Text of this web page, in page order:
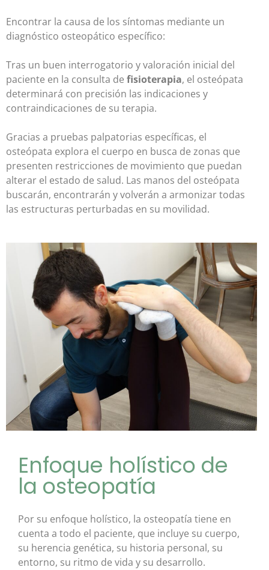
Encontrar la causa de los síntomas mediante un
diagnóstico osteopático específico:
Tras un buen interrogatorio y valoración inicial del
paciente en la consulta de fisioterapia, el osteópata
determinará con precisión las indicaciones y
contraindicaciones de su terapia.
Gracias a pruebas palpatorias específicas, el
osteópata explora el cuerpo en busca de zonas que
presenten restricciones de movimiento que puedan
alterar el estado de salud. Las manos del osteópata
buscarán, encontrarán y volverán a armonizar todas
las estructuras perturbadas en su movilidad.
Enfoque holístico de
la osteopatía
Por su enfoque holístico, la osteopatía tiene en
cuenta a todo el paciente, que incluye su cuerpo,
su herencia genética, su historia personal, su
entorno, su ritmo de vida y su desarrollo.